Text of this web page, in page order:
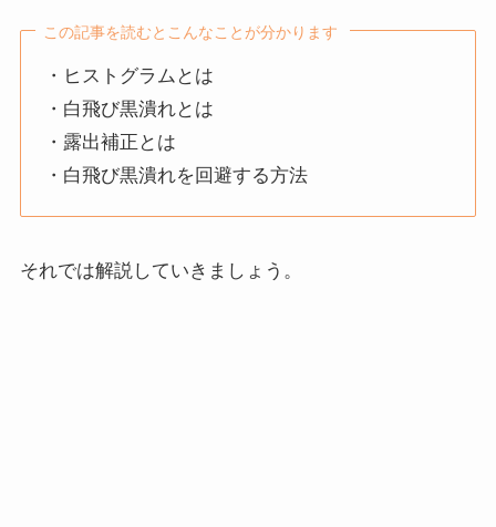
この記事を読むとこんなことが分かります
・ヒストグラムとは
・白飛び黒潰れとは
・露出補正とは
・白飛び黒潰れを回避する方法
それでは解説していきましょう。